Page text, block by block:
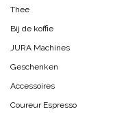
Thee
Bij de koffie
JURA Machines
Geschenken
Accessoires
Coureur Espresso